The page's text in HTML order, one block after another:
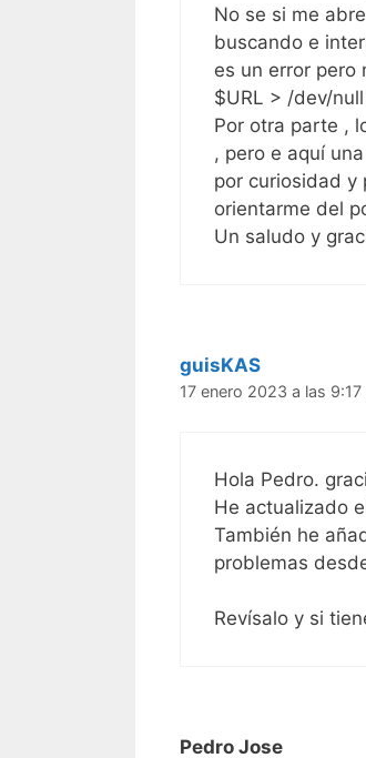
No se si me
buscando e
es un error pero
$URL > /dev/null
Por otra parte ,
, pero e aquí
por curiosidad y
orientarme del
Un saludo y
guisKAS
17 enero 2023 a las 9:17
Hola Pedro.
He actualizado
También he
problemas
Revísalo y si
Pedro Jose